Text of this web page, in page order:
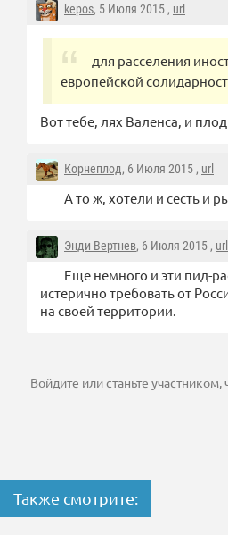
kepos, 5 Июля 2015 , url
для расселения
европейской
Вот тебе, лях Валенса, и
Корнеплод, 6 Июля 2015 , url
А то ж, хотели и сесть и
Энди Вертнев, 6 Июля 2015 , url
Еще немного и эти пид-
истерично требовать от
на своей территории.
Войдите илистаньте участником,
Также смотрите: